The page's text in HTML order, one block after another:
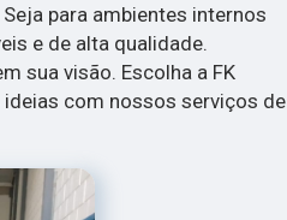
para ambientes internos
e de alta qualidade.
sua visão. Escolha a FK
ideias com nossos serviços de